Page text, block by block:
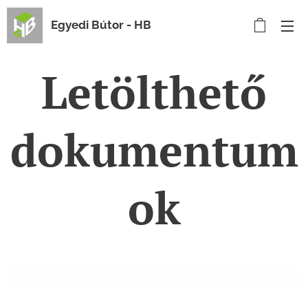
Egyedi Bútor - HB
Letölthető
dokumentum
ok